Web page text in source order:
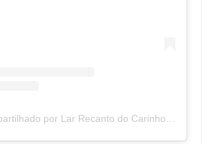
por Lar Recanto do Carinho (@recantodocarinho)